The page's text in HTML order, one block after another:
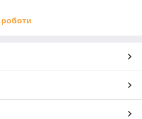
роботи